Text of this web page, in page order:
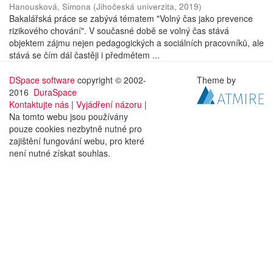
Hanousková, Simona (Jihočeská univerzita, 2019)
Bakalářská práce se zabývá tématem "Volný čas jako prevence
rizikového chování". V současné době se volný čas stává
objektem zájmu nejen pedagogických a sociálních pracovníků, ale
stává se čím dál častěji i předmětem ...
DSpace software copyright © 2002-
2016 DuraSpace
Kontaktujte nás | Vyjádření názoru |
Na tomto webu jsou používány
pouze cookies nezbytně nutné pro
zajištění fungování webu, pro které
není nutné získat souhlas.
Theme by